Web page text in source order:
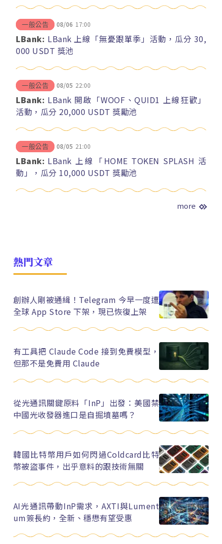
一般公告 08/06 17:00
LBank: LBank 上線「無憂跟單季」活動，瓜分 30,
000 USDT 獎池
一般公告 08/05 22:00
LBank: LBank 開啟「WOOF、QUID1 上線狂歡」
活動，瓜分 20,000 USDT 獎勵池
一般公告 08/05 21:00
LBank: LBank 上線「HOME TOKEN SPLASH 活
動」，瓜分 10,000 USDT 獎勵池
more
熱門文章
創辦人剛被通緝！Telegram 今早一度遭
全球 App Store 下架，現已恢復上架
有工具把 Claude Code 接到免費模型，
但那不是免費用 Claude
從光通訊關鍵原料「InP」出發：美國禁
中國光收發器進口是自掘墳墓嗎？
韓國比特幣用戶如何閃過Coldcard比特
幣被盜事件，出乎意料的跟技術無關
AI光通訊帶動InP需求，AXTI與Lument
um簽長約，全新、穩懋有望受惠